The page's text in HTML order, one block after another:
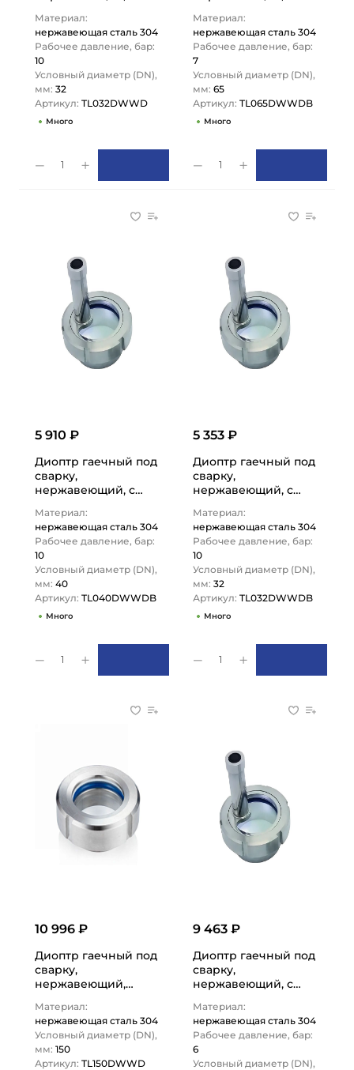
TITAN LOCK
Материал:
нержавеющая сталь 304
Рабочее давление, бар:
10
Условный диаметр (DN),
мм: 32
Артикул: TL032DWWD
Много
1
TL065DWWDB
TITAN…
Материал:
нержавеющая сталь 304
Рабочее давление, бар:
7
Условный диаметр (DN),
мм: 65
Артикул: TL065DWWDB
Много
1
5 910 ₽
Диоптр гаечный под
сварку,
нержавеющий, с
TL040DWWDB
TITAN…
Материал:
нержавеющая сталь 304
Рабочее давление, бар:
10
Условный диаметр (DN),
мм: 40
Артикул: TL040DWWDB
Много
1
5 353 ₽
Диоптр гаечный под
сварку,
нержавеющий, с
TL032DWWDB
TITAN…
Материал:
нержавеющая сталь 304
Рабочее давление, бар:
10
Условный диаметр (DN),
мм: 32
Артикул: TL032DWWDB
Много
1
10 996 ₽
Диоптр гаечный под
сварку,
нержавеющий,
TITAN LOCK
Материал:
нержавеющая сталь 304
Условный диаметр (DN),
мм: 150
Артикул: TL150DWWD
9 463 ₽
Диоптр гаечный под
сварку,
нержавеющий, с
TL080DWWDB
TITAN…
Материал:
нержавеющая сталь 304
Рабочее давление, бар:
6
Условный диаметр (DN),